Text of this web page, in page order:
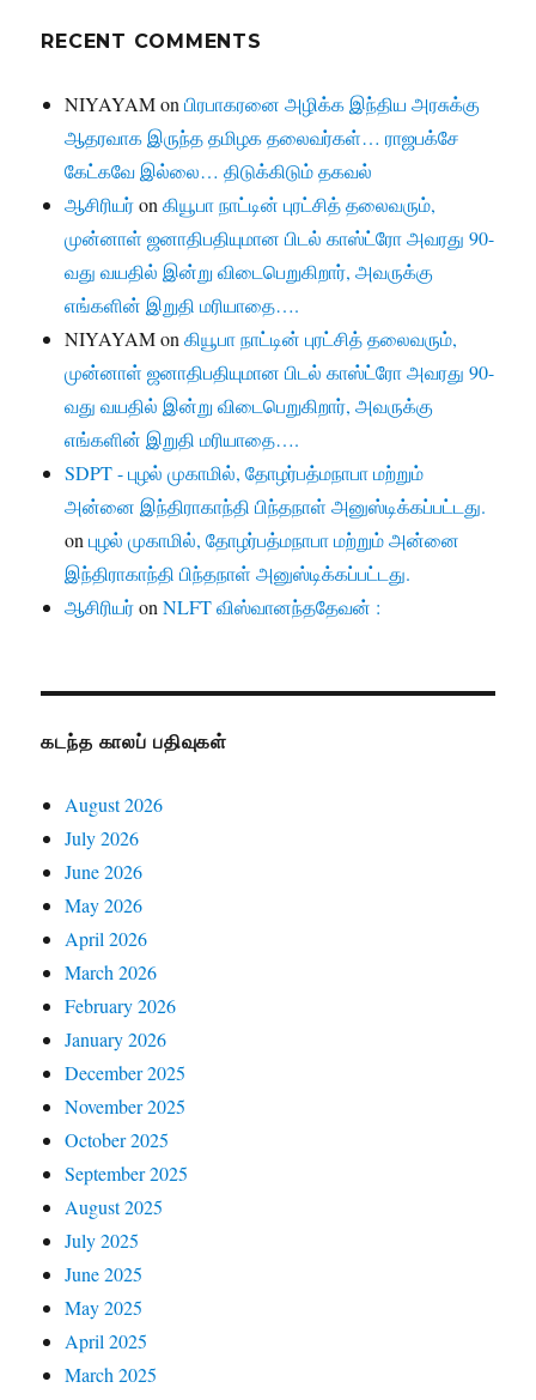
RECENT COMMENTS
NIYAYAMonபிரபாகரனை அழிக்க இந்திய அரசுக்கு
ஆதரவாக இருந்த தமிழக தலைவர்கள்… ராஜபக்சே
கேட்கவே இல்லை… திடுக்கிடும் தகவல்
ஆசிரியர்onகியூபா நாட்டின் புரட்சித் தலைவரும்,
முன்னாள் ஜனாதிபதியுமான பிடல் காஸ்ட்ரோ அவரது 90-
வது வயதில் இன்று விடைபெறுகிறார், அவருக்கு
எங்களின் இறுதி மரியாதை….
NIYAYAMonகியூபா நாட்டின் புரட்சித் தலைவரும்,
முன்னாள் ஜனாதிபதியுமான பிடல் காஸ்ட்ரோ அவரது 90-
வது வயதில் இன்று விடைபெறுகிறார், அவருக்கு
எங்களின் இறுதி மரியாதை….
SDPT - புழல் முகாமில், தோழர்பத்மநாபா மற்றும்
அன்னை இந்திராகாந்தி பிந்தநாள் அனுஸ்டிக்கப்பட்டது.
onபுழல் முகாமில், தோழர்பத்மநாபா மற்றும் அன்னை
இந்திராகாந்தி பிந்தநாள் அனுஸ்டிக்கப்பட்டது.
ஆசிரியர்onNLFT விஸ்வானந்ததேவன் :
கடந்த காலப் பதிவுகள்
August 2026
July 2026
June 2026
May 2026
April 2026
March 2026
February 2026
January 2026
December 2025
November 2025
October 2025
September 2025
August 2025
July 2025
June 2025
May 2025
April 2025
March 2025